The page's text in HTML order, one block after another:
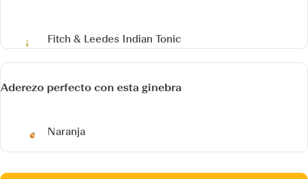
Fitch & Leedes Indian Tonic
Aderezo perfecto con esta ginebra
Naranja